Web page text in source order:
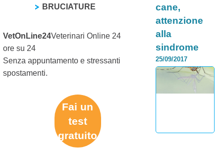
BRUCIATURE
VetOnLine24Veterinari Online 24
ore su 24
Senza appuntamento e stressanti
spostamenti.
Fai un
test
gratuito
cane,
attenzione
alla
sindrome
torsione
gastrica
importante, proprio
riconoscere a...
25/09/2017